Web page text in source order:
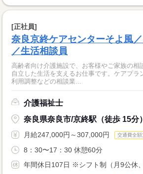
[正社員]
奈良京終ケアセンターそよ風
／生活相談員
高齢者向け介護施設で、お客様やご家族の相
自立した生活を支えるお仕事です。ケアプラ
利用調整などの相談業...
介護福祉士
奈良県奈良市/京終駅（徒歩 15分）
月給247,000円～307,000円 交通費全額
8：30〜17：30 休憩60分
年間休日107日 ※シフト制（月9公休、